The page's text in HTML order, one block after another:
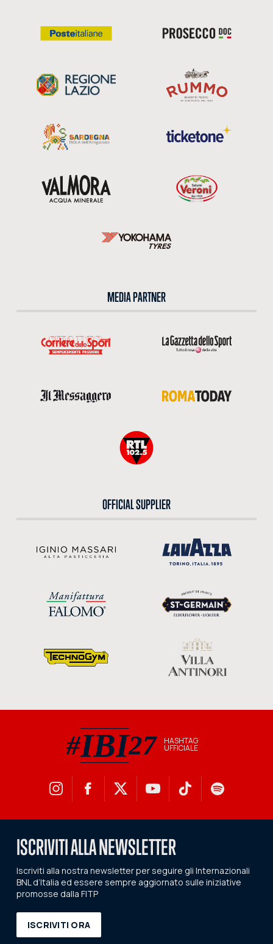
MEDIA PARTNER
OFFICIAL SUPPLIER
#IBI27
#IBI27 hashtag ufficiale
HASHTAG
UFFICIALE
ISCRIVITI ALLA NEWSLETTER
Iscriviti alla nostra newsletter per seguire gli Internazionali
BNL d’Italia ed essere sempre aggiornato sulle iniziative
promosse dalla FITP
ISCRIVITI ORA